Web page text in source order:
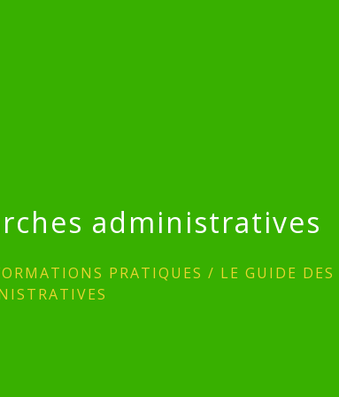
administratives
PRATIQUES / LE GUIDE DES